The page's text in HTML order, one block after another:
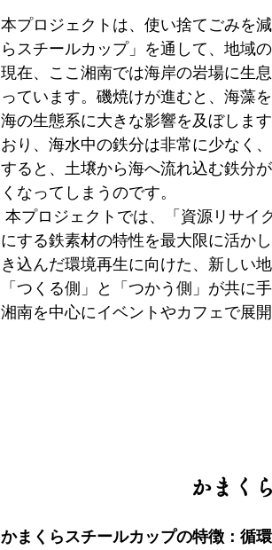
本プロジェクトは、使い捨てごみを
らスチールカップ」を通して、地域
現在、ここ湘南では海岸の岩場に生
っています。磯焼けが進むと、海藻
海の生態系に大きな影響を及ぼしま
おり、海水中の鉄分は非常に少なく
すると、土壌から海へ流れ込む鉄分
くなってしまうのです。
本プロジェクトでは、「資源リサイ
にする鉄素材の特性を最大限に活か
き込んだ環境再生に向けた、新しい
「つくる側」と「つかう側」が共に
湘南を中心にイベントやカフェで展開
かまく
かまくらスチールカップの特徴：循